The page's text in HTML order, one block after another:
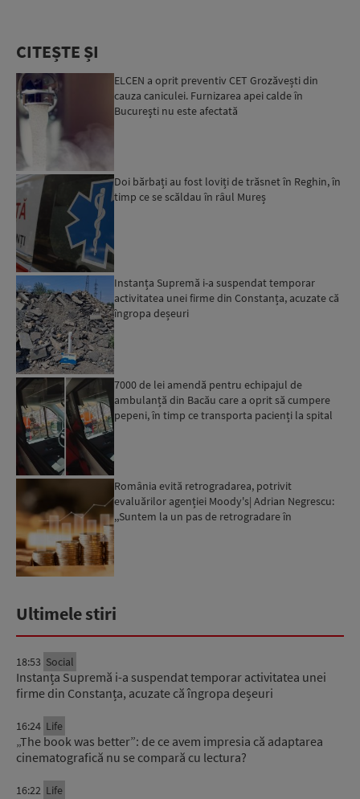
CITEȘTE ȘI
ELCEN a oprit preventiv CET Grozăvești din
cauza caniculei. Furnizarea apei calde în
Bucureşti nu este afectată
Doi bărbați au fost loviți de trăsnet în Reghin, în
timp ce se scăldau în râul Mureș
Instanța Supremă i-a suspendat temporar
activitatea unei firme din Constanța, acuzate că
îngropa deșeuri
7000 de lei amendă pentru echipajul de
ambulanță din Bacău care a oprit să cumpere
pepeni, în timp ce transporta pacienți la spital
România evită retrogradarea, potrivit
evaluărilor agenției Moody's| Adrian Negrescu:
,,Suntem la un pas de retrogradare în
Ultimele stiri
18:53 Social
Instanța Supremă i-a suspendat temporar activitatea unei
firme din Constanța, acuzate că îngropa deșeuri
16:24 Life
„The book was better”: de ce avem impresia că adaptarea
cinematografică nu se compară cu lectura?
16:22 Life